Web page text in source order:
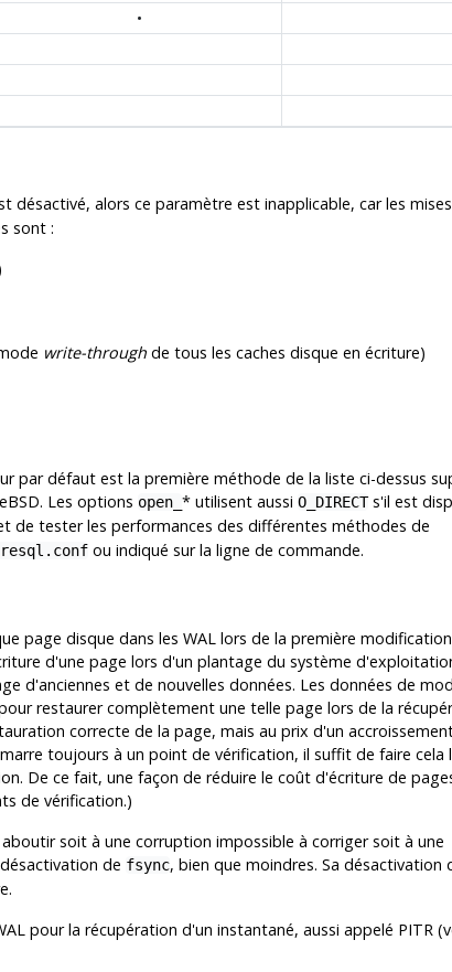
•
désactivé, alors ce paramètre est inapplicable, car les
sont :
write-through de tous les caches disque en écriture)
par défaut est la première méthode de la liste ci-dessus
Les options open_ * utilisent aussi O_DIRECTs'il est
de tester les performances des différentes méthodes de
ou indiqué sur la ligne de commande.
page disque dans les WAL lors de la première
d'une page lors d'un plantage du système
d'anciennes et de nouvelles données. Les données de
restaurer complètement une telle page lors de la
correcte de la page, mais au prix d'un
toujours à un point de vérification, il suffit de faire cela
De ce fait, une façon de réduire le coût d'écriture de
de vérification.)
soit à une corruption impossible à corriger soit à une
de fsync, bien que moindres. Sa désactivation
pour la récupération d'un instantané, aussi appelé PITR